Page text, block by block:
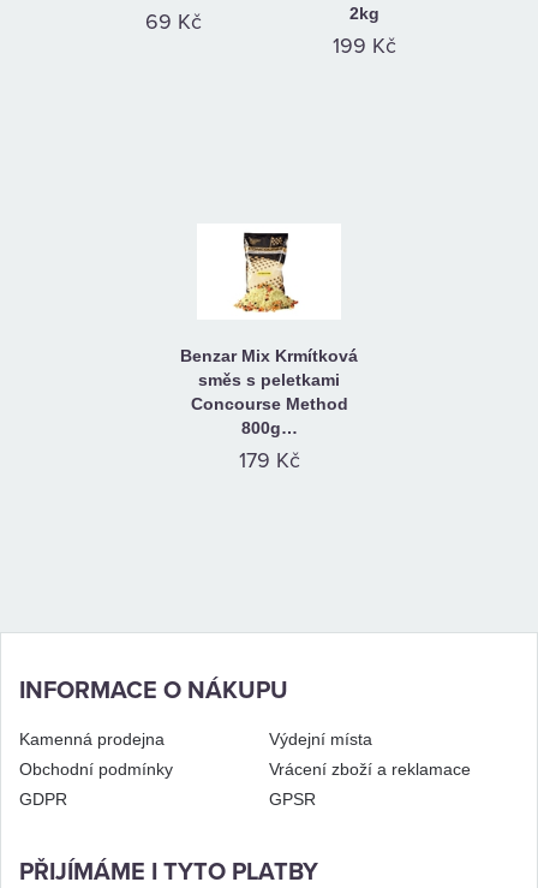
69 Kč
2kg
199 Kč
Benzar Mix Krmítková
směs s peletkami
Concourse Method
800g…
179 Kč
INFORMACE O NÁKUPU
Kamenná prodejna
Výdejní místa
Obchodní podmínky
Vrácení zboží a reklamace
GDPR
GPSR
PŘIJÍMÁME I TYTO PLATBY